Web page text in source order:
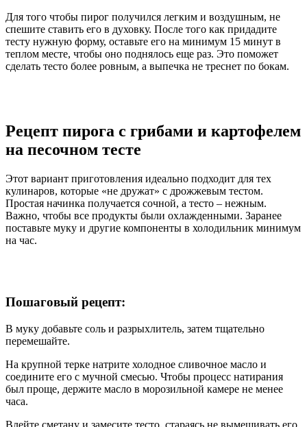
Для того чтобы пирог получился легким и воздушным, не
спешите ставить его в духовку. После того как придадите
тесту нужную форму, оставьте его на минимум 15 минут в
теплом месте, чтобы оно поднялось еще раз. Это поможет
сделать тесто более ровным, а выпечка не треснет по бокам.
Рецепт пирога с грибами и картофелем
на песочном тесте
Этот вариант приготовления идеально подходит для тех
кулинаров, которые «не дружат» с дрожжевым тестом.
Простая начинка получается сочной, а тесто – нежным.
Важно, чтобы все продукты были охлажденными. Заранее
поставьте муку и другие компоненты в холодильник минимум
на час.
Пошаговый рецепт:
В муку добавьте соль и разрыхлитель, затем тщательно
перемешайте.
На крупной терке натрите холодное сливочное масло и
соедините его с мучной смесью. Чтобы процесс натирания
был проще, держите масло в морозильной камере не менее
часа.